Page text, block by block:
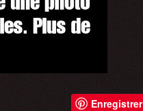
Enregistrer